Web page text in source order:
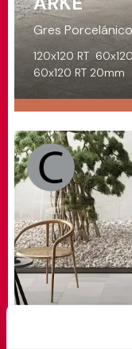
Gres
120x120 RT
60x120 RT 20mm